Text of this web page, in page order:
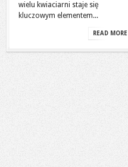
wielu kwiaciarni staje się
kluczowym elementem...
READ MORE